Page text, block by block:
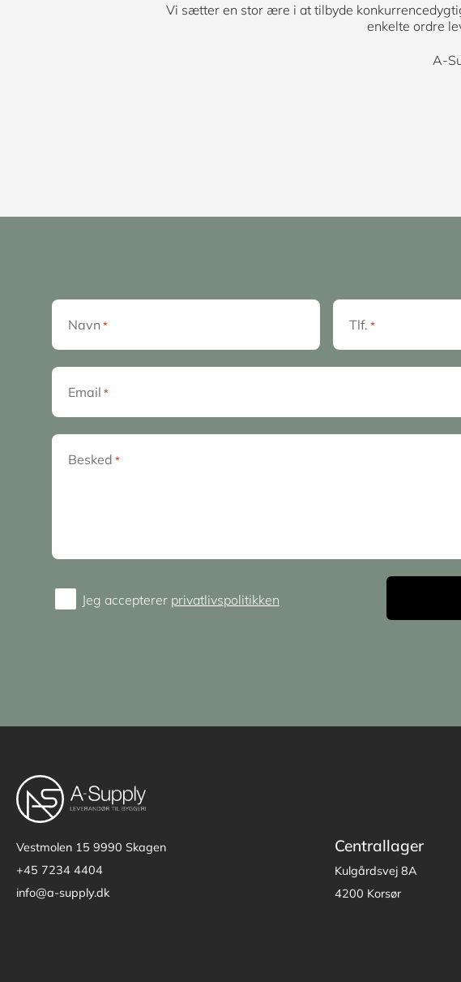
Vi sætter en stor ære i at tilbyde
enkelte ordre
A-
Navn * Tlf. *
Email *
Besked *
ConsentJeg accepterer privatlivspolitikken
Vestmolen 15 9990 Skagen
+45 7234 4404
info@a-supply.dk
Centrallager
Kulgårdsvej 8A
4200 Korsør